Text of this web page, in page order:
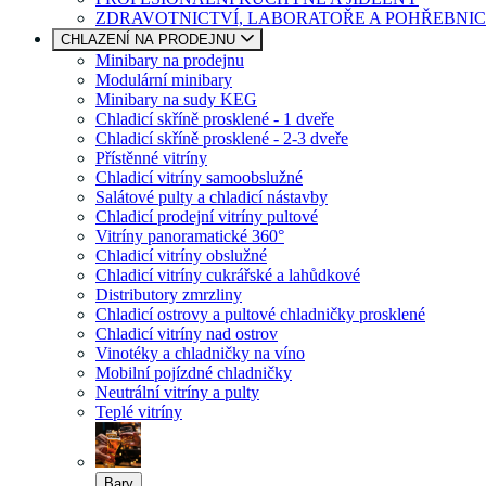
ZDRAVOTNICTVÍ, LABORATOŘE A
CHLAZENÍ NA PRODEJNU
Minibary na prodejnu
Modulární minibary
Minibary na sudy KEG
Chladicí skříně prosklené - 1 dveře
Chladicí skříně prosklené - 2-3 dveře
Přístěnné vitríny
Chladicí vitríny samoobslužné
Salátové pulty a chladicí nástavby
Chladicí prodejní vitríny pultové
Vitríny panoramatické 360°
Chladicí vitríny obslužné
Chladicí vitríny cukrářské a lahůdkové
Distributory zmrzliny
Chladicí ostrovy a pultové chladničky prosklené
Chladicí vitríny nad ostrov
Vinotéky a chladničky na víno
Mobilní pojízdné chladničky
Neutrální vitríny a pulty
Teplé vitríny